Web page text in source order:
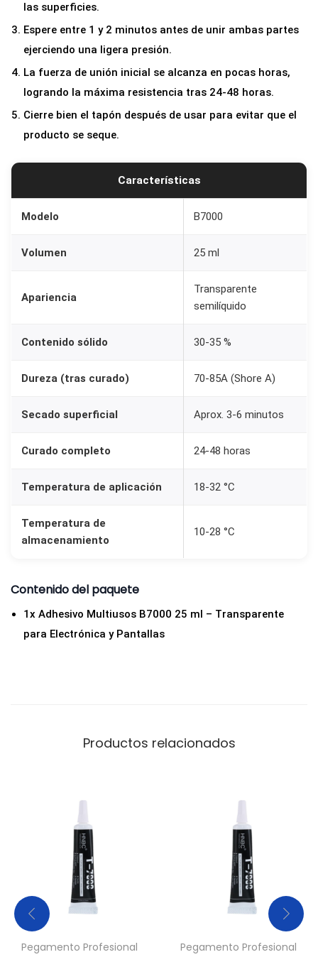
las superficies.
Espere entre 1 y 2 minutos antes de unir ambas partes
ejerciendo una ligera presión.
La fuerza de unión inicial se alcanza en pocas horas,
logrando la máxima resistencia tras 24-48 horas.
Cierre bien el tapón después de usar para evitar que el
producto se seque.
Características
Modelo B7000
Volumen 25 ml
Apariencia
Transparente
semilíquido
Contenido sólido 30-35 %
Dureza (tras curado) 70-85A (Shore A)
Secado superficial Aprox. 3-6 minutos
Curado completo 24-48 horas
Temperatura de aplicación 18-32 °C
Temperatura de
almacenamiento
10-28 °C
Contenido del paquete
1x Adhesivo Multiusos B7000 25 ml – Transparente
para Electrónica y Pantallas
Productos relacionados
Pegamento Profesional
Pegamento Profesional